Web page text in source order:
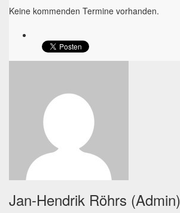
Keine kommenden Termine vorhanden.
Jan-Hendrik Röhrs (Admin)